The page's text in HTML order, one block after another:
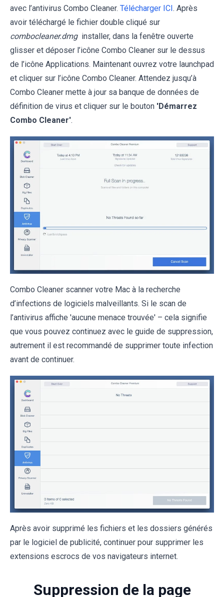
avec l’antivirus Combo Cleaner. Télécharger ICI . Après
avoir téléchargé le fichier double cliqué sur
combocleaner.dmg installer, dans la fenêtre ouverte
glisser et déposer l’icône Combo Cleaner sur le dessus
de l’icône Applications. Maintenant ouvrez votre launchpad
et cliquer sur l’icône Combo Cleaner. Attendez jusqu’à
Combo Cleaner mette à jour sa banque de données de
définition de virus et cliquer sur le bouton 'Démarrez
Combo Cleaner'.
Combo Cleaner scanner votre Mac à la recherche
d’infections de logiciels malveillants. Si le scan de
l’antivirus affiche 'aucune menace trouvée' – cela signifie
que vous pouvez continuez avec le guide de suppression,
autrement il est recommandé de supprimer toute infection
avant de continuer.
Après avoir supprimé les fichiers et les dossiers générés
par le logiciel de publicité, continuer pour supprimer les
extensions escrocs de vos navigateurs internet.
Suppression de la page